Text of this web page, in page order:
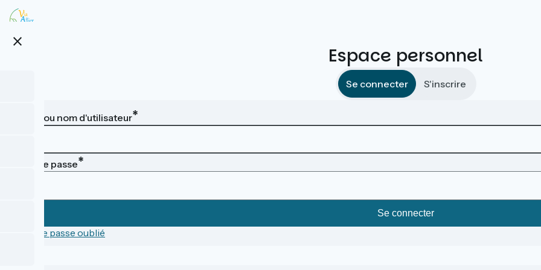
Aller
au
principal
close
Espace personnel
Se connecter S'inscrire
Email ou nom d'utilisateur
Mot de passe
Mot de passe oublié